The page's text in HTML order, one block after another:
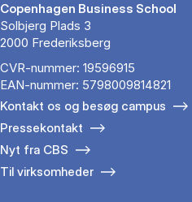
Copenhagen Business School
Solbjerg Plads 3
2000 Frederiksberg
CVR-nummer: 19596915
EAN-nummer: 5798009814821
Kontakt os og besøg campus
Pressekontakt
Nyt fra CBS
Til virksomheder